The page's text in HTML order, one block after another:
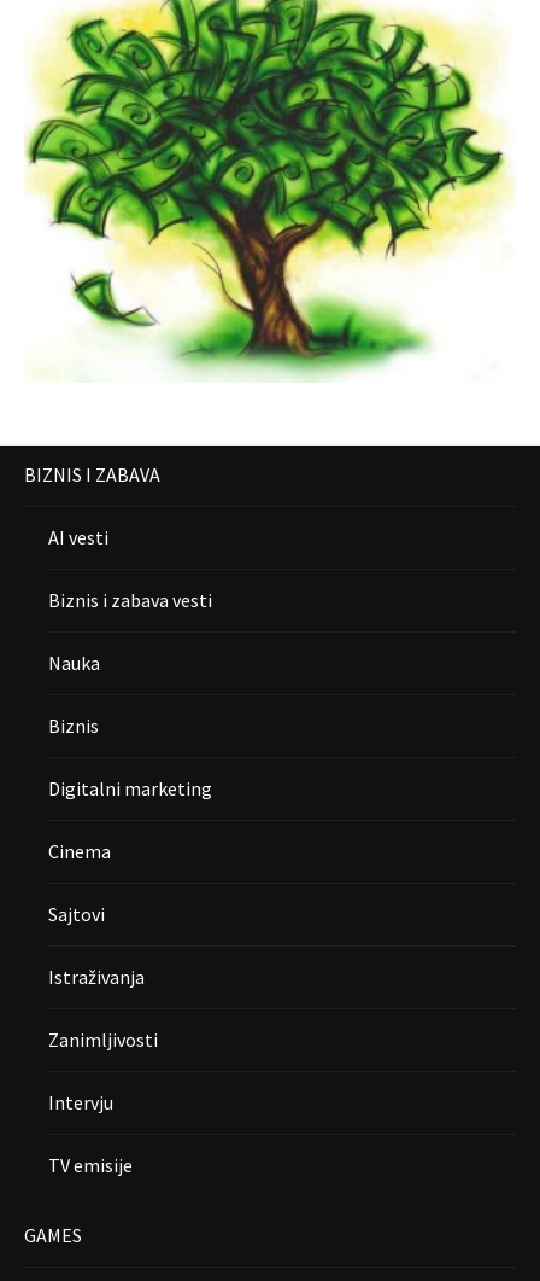
BIZNIS I ZABAVA
AI vesti
Biznis i zabava vesti
Nauka
Biznis
Digitalni marketing
Cinema
Sajtovi
Istraživanja
Zanimljivosti
Intervju
TV emisije
GAMES